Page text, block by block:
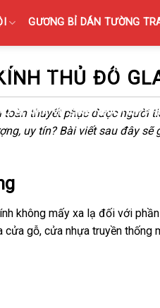
GƯƠNG BỈ DÁN TƯỜNG
KÍNH VÂN SỌC MỜ }
BỈ NHÀ VỆ SINH NHÀ TẮM
THỦ ĐÔ
thuyết phục được người
uy tín? Bài viết sau đây sẽ
không mấy xa lạ đối với
gỗ, cửa nhựa truyền thống